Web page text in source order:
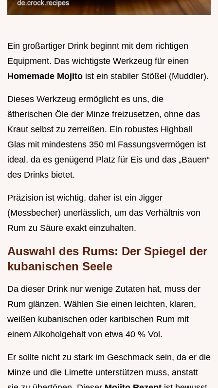
Ein großartiger Drink beginnt mit dem richtigen
Equipment. Das wichtigste Werkzeug für einen
Homemade Mojito ist ein stabiler Stößel (Muddler).
Dieses Werkzeug ermöglicht es uns, die
ätherischen Öle der Minze freizusetzen, ohne das
Kraut selbst zu zerreißen. Ein robustes Highball
Glas mit mindestens 350 ml Fassungsvermögen ist
ideal, da es genügend Platz für Eis und das „Bauen“
des Drinks bietet.
Präzision ist wichtig, daher ist ein Jigger
(Messbecher) unerlässlich, um das Verhältnis von
Rum zu Säure exakt einzuhalten.
Auswahl des Rums: Der Spiegel der
kubanischen Seele
Da dieser Drink nur wenige Zutaten hat, muss der
Rum glänzen. Wählen Sie einen leichten, klaren,
weißen kubanischen oder karibischen Rum mit
einem Alkoholgehalt von etwa 40 % Vol.
Er sollte nicht zu stark im Geschmack sein, da er die
Minze und die Limette unterstützen muss, anstatt